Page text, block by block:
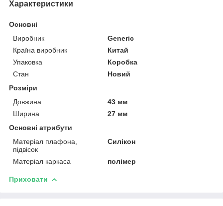
Характеристики
Основні
Виробник
Generic
Країна виробник
Китай
Упаковка
Коробка
Стан
Новий
Розміри
Довжина
43 мм
Ширина
27 мм
Основні атрибути
Матеріал плафона,
підвісок
Силікон
Матеріал каркаса полімер
Приховати